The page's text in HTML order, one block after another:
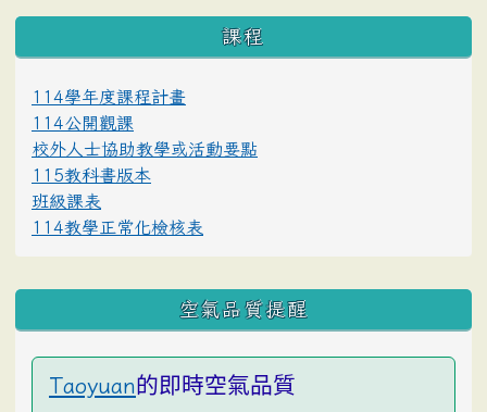
課程
114學年度課程計畫
114公開觀課
校外人士協助教學或活動要點
115教科書版本
班級課表
114教學正常化檢核表
空氣品質提醒
Taoyuan的即時空氣品質